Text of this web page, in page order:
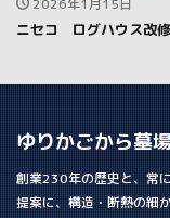
2026年1月15日
ニセコ ログハウス改
ゆりかごから墓
創業230年の歴史と、
提案に、構造・断熱の細